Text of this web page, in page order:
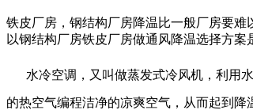
铁皮厂房，钢结构厂房降温比一般厂房要
以钢结构厂房铁皮厂房做通风降温选择方案
水冷空调，又叫做蒸发式冷风机，利用
的热空气编程洁净的凉爽空气，从而起到